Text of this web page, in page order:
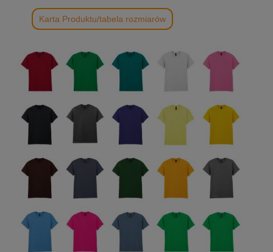
Karta Produktu/tabela rozmiarów